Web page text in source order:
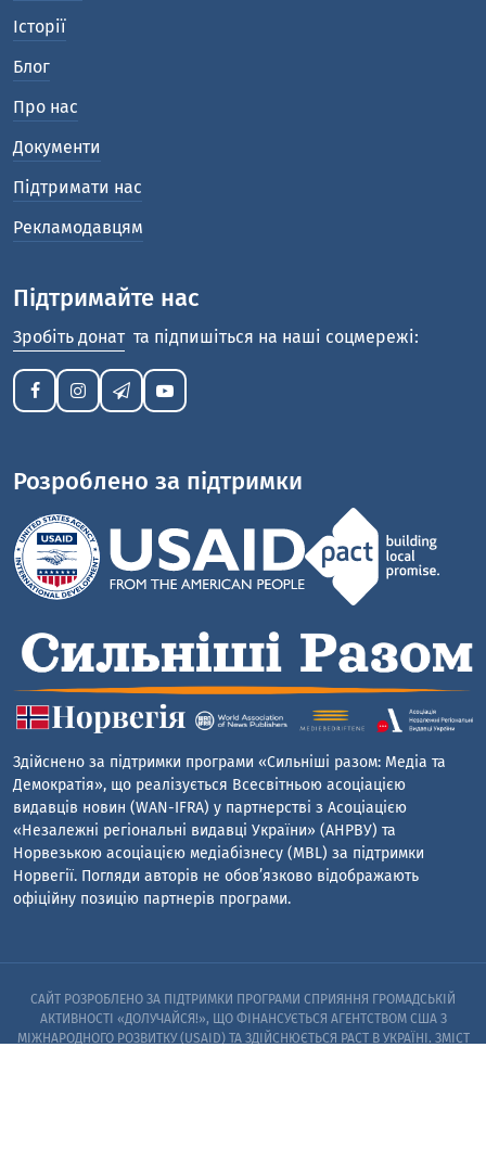
Історії
Блог
Про нас
Документи
Підтримати нас
Рекламодавцям
Підтримайте нас
Зробіть донат та підпишіться на наші соцмережі:
Розроблено за підтримки
Здійснено за підтримки програми «Сильніші разом: Медіа та
Демократія», що реалізується Всесвітньою асоціацією
видавців новин (WAN-IFRA) у партнерстві з Асоціацією
«Незалежні регіональні видавці України» (АНРВУ) та
Норвезькою асоціацією медіабізнесу (MBL) за підтримки
Норвегії. Погляди авторів не обов’язково відображають
офіційну позицію партнерів програми.
САЙТ РОЗРОБЛЕНО ЗА ПІДТРИМКИ ПРОГРАМИ СПРИЯННЯ ГРОМАДСЬКІЙ
АКТИВНОСТІ «ДОЛУЧАЙСЯ!», ЩО ФІНАНСУЄТЬСЯ АГЕНТСТВОМ США З
МІЖНАРОДНОГО РОЗВИТКУ (USAID) ТА ЗДІЙСНЮЄТЬСЯ PACT В УКРАЇНІ. ЗМІСТ